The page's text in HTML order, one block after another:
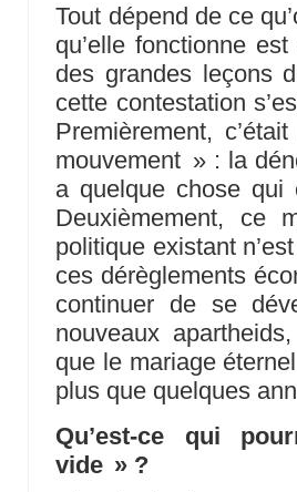
Tout dépend de ce
qu’elle fonctionne
des grandes leçons
cette contestation
Premièrement,
mouvement » : la
a quelque chose qui
Deuxièmement, ce
politique existant
ces dérèglements
continuer de se
nouveaux
que le mariage
plus que quelques
Qu’est-ce qui
vide » ?